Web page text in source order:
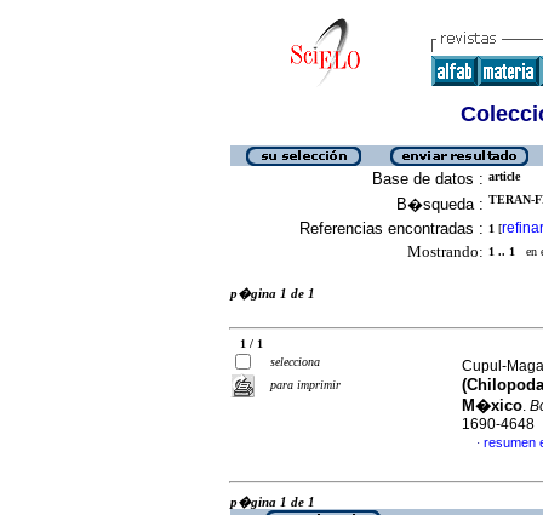
Base de datos : article
B�squeda : TERAN-
Referencias encontradas : 1 [refinar
Mostrando: 1 .. 1 en
p�gina 1 de 1
1 / 1
selecciona
para imprimir
Cupul-
M�xico.
1690-4648
· resumen
p�gina 1 de 1